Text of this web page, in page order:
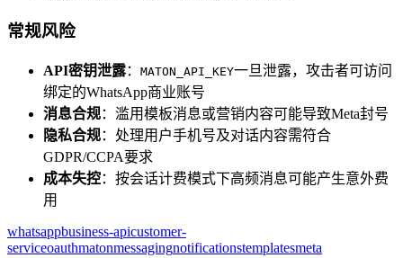
常规风险
API密钥泄露： MATON_API_KEY一旦泄露，攻击者可访问
绑定的WhatsApp商业账号
消息合规：滥用模板消息或营销内容可能导致Meta封号
隐私合规：处理用户手机号及对话内容需符合
GDPR/CCPA要求
成本失控：按会话计费模式下高频消息可能产生意外费
用
whatsappbusiness-apicustomer-
serviceoauthmatonmessagingnotificationstemplatesmeta